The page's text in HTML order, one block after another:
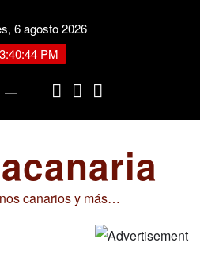
6 agosto 2026
3:40:45 PM
canarios y más…